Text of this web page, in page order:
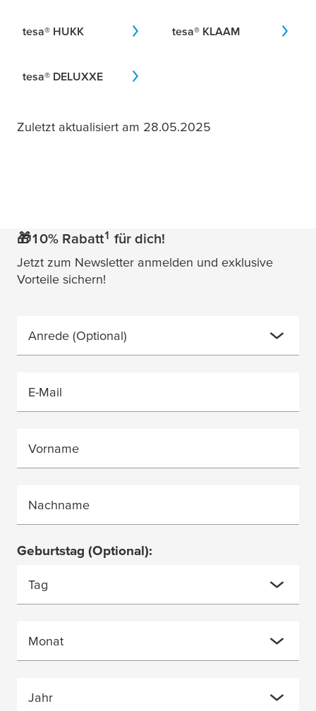
tesa® HUKK tesa® KLAAM
tesa® DELUXXE
Zuletzt aktualisiert am 28.05.2025
🎁10% Rabatt1 für dich!
Jetzt zum Newsletter anmelden und exklusive
Vorteile sichern!
Anrede (Optional)
E-Mail
Vorname
Nachname
Geburtstag (Optional):
Tag
Monat
Jahr